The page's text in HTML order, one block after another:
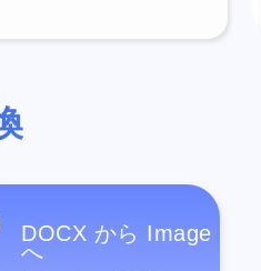
DOCX から Image
へ